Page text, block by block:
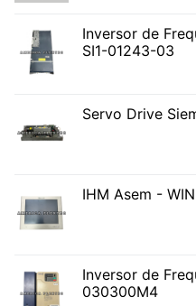
Inversor de
SI1-01243-03
Servo Drive
IHM Asem -
Inversor de
030300M4